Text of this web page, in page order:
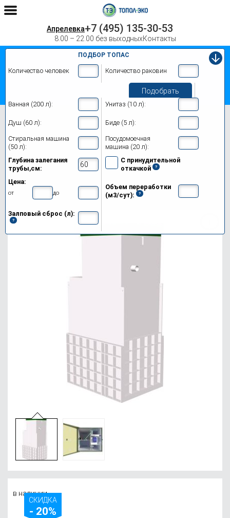
Апрелевка+7 (495) 135-30-53
8.00 – 22.00 без выходныхКонтакты
ПОДБОР ТОПАС
Количество человек Количество раковин
Подобрать
Ванная (200 л): Унитаз (10 л):
Душ (60 л): Биде (5 л):
Стиральная машина
(50 л):
Посудомоечная
машина (20 л):
Глубина залегания
трубы,см:
С принудительной
откачкой
Цена:
от до
Объем переработки
(м3/сут):
Залповый сброс (л):
Септик Топас-С 9 Лонг в Апрелевке
Модификации
Цены на монтаж
Обслуживание
в наличии
СКИДКА
- 20%